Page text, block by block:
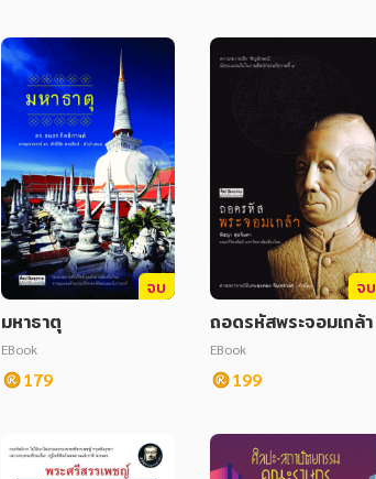
จบ
มหาธาตุ
EBook
179
จบ
ถอดรหัสพระจอมเกล้า
EBook
199